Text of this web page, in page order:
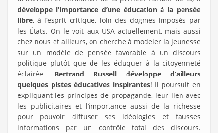
développe l’importance d’une éducation à la pensée
libre, à l’esprit critique, loin des dogmes imposés par
les États. On le voit aux USA actuellement, mais aussi
chez nous et ailleurs, on cherche à modeler la jeunesse
sur un modèle de pensée favorable à un discours
politique plutôt que de les éduquer à la citoyenneté
éclairée. Bertrand Russell développe d’ailleurs
quelques pistes éducatives inspirantes! Il poursuit en
expliquant les principes de propagande, leur lien avec
les publicitaires et l’importance aussi de la richesse
pour pouvoir diffuser ses idéologies et fausses
informations par un contrôle total des discours.